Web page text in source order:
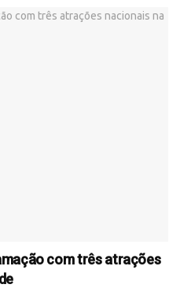
com três atrações